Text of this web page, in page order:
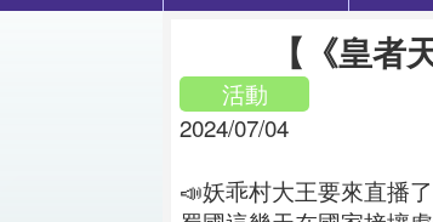
【《皇者
活動
2024/07/04
📣妖乖村大王要來直播了